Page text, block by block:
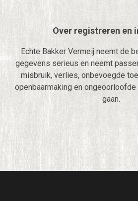
Over registreren en
Echte Bakker Vermeij neemt de
gegevens serieus en neemt
misbruik, verlies, onbevoegde
openbaarmaking en
gaan.